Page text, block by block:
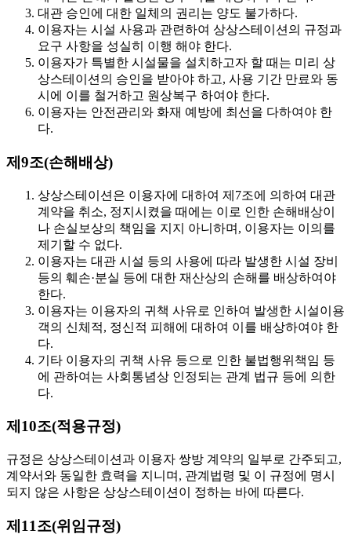
대관 승인에 대한 일체의 권리는 양도 불가하다.
이용자는 시설 사용과 관련하여 상상스테이션의 규정과
요구 사항을 성실히 이행 해야 한다.
이용자가 특별한 시설물을 설치하고자 할 때는 미리 상
상스테이션의 승인을 받아야 하고, 사용 기간 만료와 동
시에 이를 철거하고 원상복구 하여야 한다.
이용자는 안전관리와 화재 예방에 최선을 다하여야 한
다.
제9조(손해배상)
상상스테이션은 이용자에 대하여 제7조에 의하여 대관
계약을 취소, 정지시켰을 때에는 이로 인한 손해배상이
나 손실보상의 책임을 지지 아니하며, 이용자는 이의를
제기할 수 없다.
이용자는 대관 시설 등의 사용에 따라 발생한 시설 장비
등의 훼손·분실 등에 대한 재산상의 손해를 배상하여야
한다.
이용자는 이용자의 귀책 사유로 인하여 발생한 시설이용
객의 신체적, 정신적 피해에 대하여 이를 배상하여야 한
다.
기타 이용자의 귀책 사유 등으로 인한 불법행위책임 등
에 관하여는 사회통념상 인정되는 관계 법규 등에 의한
다.
제10조(적용규정)
규정은 상상스테이션과 이용자 쌍방 계약의 일부로 간주되고,
계약서와 동일한 효력을 지니며, 관계법령 및 이 규정에 명시
되지 않은 사항은 상상스테이션이 정하는 바에 따른다.
제11조(위임규정)